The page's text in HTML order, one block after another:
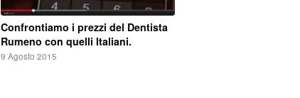
Confrontiamo i prezzi del Dentista
Rumeno con quelli Italiani.
9 Agosto 2015